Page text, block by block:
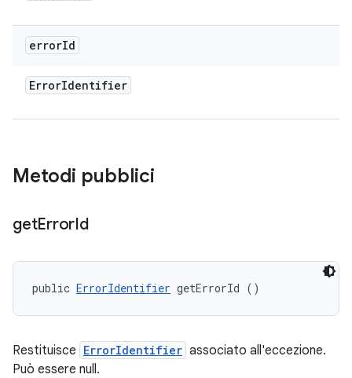
errorId
ErrorIdentifier
Metodi pubblici
getErrorId
public ErrorIdentifier getErrorId ()
Restituisce ErrorIdentifier associato all'eccezione.
Può essere null.